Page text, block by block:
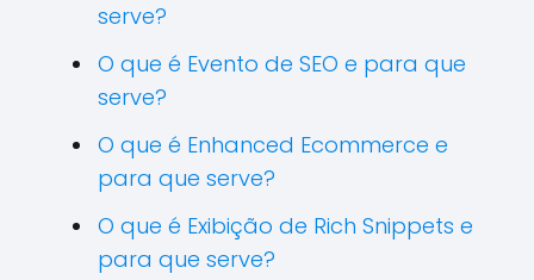
serve?
O que é Evento de SEO e para que
serve?
O que é Enhanced Ecommerce e
para que serve?
O que é Exibição de Rich Snippets e
para que serve?